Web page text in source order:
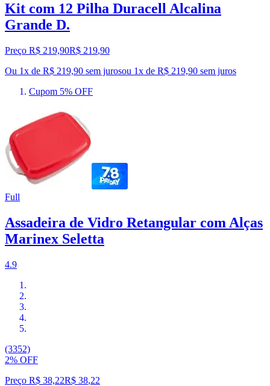
Kit com 12 Pilha Duracell Alcalina
Grande D.
Preço R$ 219,90R$ 219,90
Ou 1x de R$ 219,90 sem jurosou 1x de R$ 219,90 sem juros
Cupom 5% OFF
Full
Assadeira de Vidro Retangular com Alças
Marinex Seletta
4.9
(3352)
2% OFF
Preço R$ 38,22R$ 38,22